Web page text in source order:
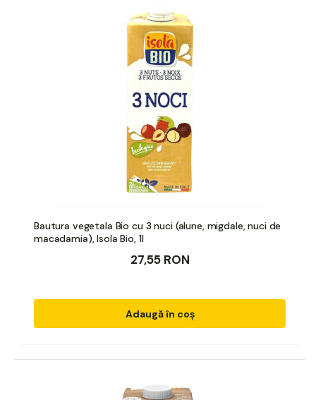
Bautura vegetala Bio cu 3 nuci (alune, migdale, nuci de
macadamia), Isola Bio, 1l
27,55 RON
Adaugă în coș